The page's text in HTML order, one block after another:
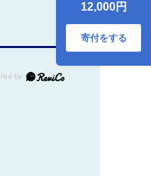
12,000円
寄付をする